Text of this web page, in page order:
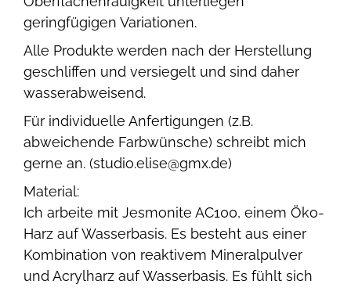
geringfügigen Variationen.
Alle Produkte werden nach der Herstellung
geschliffen und versiegelt und sind daher
wasserabweisend.
Für individuelle Anfertigungen (z.B.
abweichende Farbwünsche) schreibt mich
gerne an. (studio.elise@gmx.de)
Material:
Ich arbeite mit Jesmonite AC100, einem Öko-
Harz auf Wasserbasis. Es besteht aus einer
Kombination von reaktivem Mineralpulver
und Acrylharz auf Wasserbasis. Es fühlt sich